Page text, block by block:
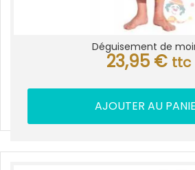
Déguisement de
23,95 € ttc
AJOUTER AU